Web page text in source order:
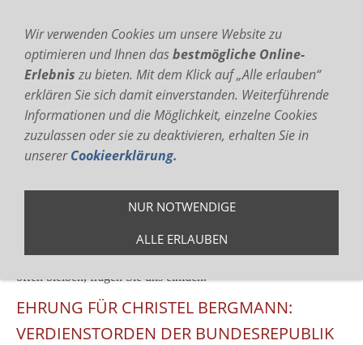
Navigation einblenden
News und Aktuelles
TSV Bad Eilsen »Service
Service wird bei und GROSS geschrieben, Wenn noch Fragen
offen bleiben, fragen Sie uns einfach.
EHRUNG FÜR CHRISTEL BERGMANN:
VERDIENSTORDEN DER BUNDESREPUBLIK
Wir verwenden Cookies um unsere Website zu
optimieren und Ihnen dasbestmögliche Online-
Erlebnis zu bieten. Mit dem Klick auf„Alle erlauben“
erklären Sie sich damit einverstanden. Weiterführende
Informationen und die Möglichkeit, einzelne Cookies
zuzulassen oder sie zu deaktivieren, erhalten Sie in
unsererCookieerklärung.
NUR NOTWENDIGE
ALLE ERLAUBEN